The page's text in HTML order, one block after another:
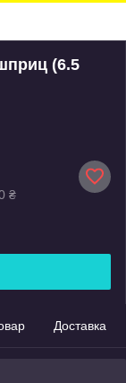
(6.5
₴
Доставка